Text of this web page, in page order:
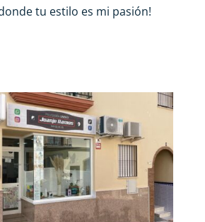
tu estilo es mi pasión!